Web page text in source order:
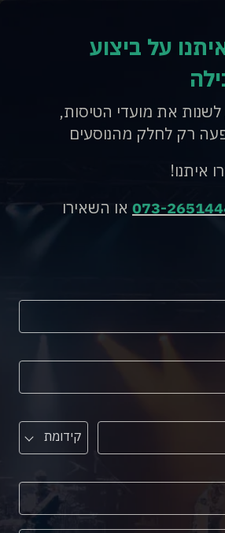
על ביצוע
את מועדי הטיסות,
רק לחלק מהנוסעים
איתנו!
073- או השאירו
קידומת